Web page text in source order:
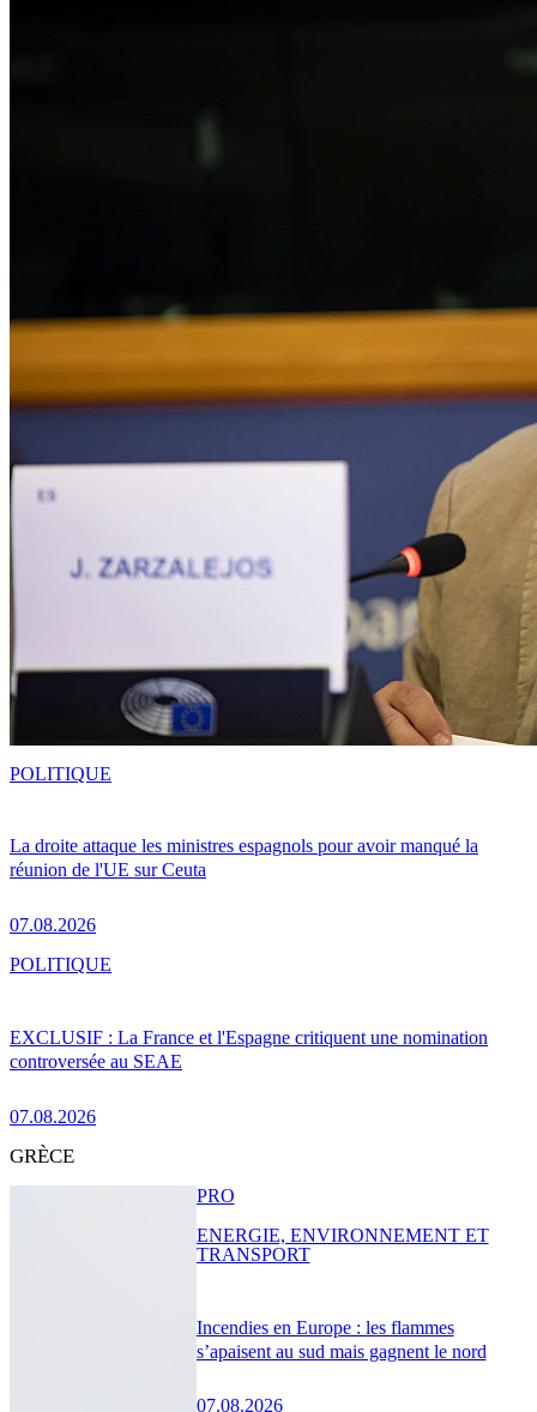
La droite attaque les ministres espagnols pour avoir manqué la
réunion de l'UE sur Ceuta
07.08.2026
POLITIQUE
EXCLUSIF : La France et l'Espagne critiquent une nomination
controversée au SEAE
07.08.2026
POLITIQUE
GRÈCE
Incendies en Europe : les flammes
s’apaisent au sud mais gagnent le nord
07.08.2026
PRO
ENERGIE, ENVIRONNEMENT ET
TRANSPORT